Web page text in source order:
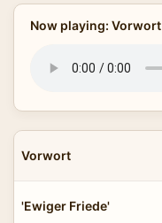
Now playing: Vorwort
Vorwort
'Ewiger Friede'